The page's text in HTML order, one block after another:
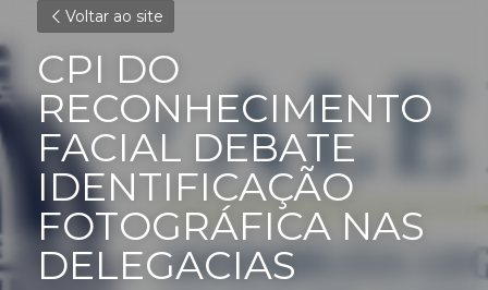
Voltar ao site
CPI DO
RECONHECIMENTO
FACIAL DEBATE
IDENTIFICAÇÃO
FOTOGRÁFICA NAS
DELEGACIAS